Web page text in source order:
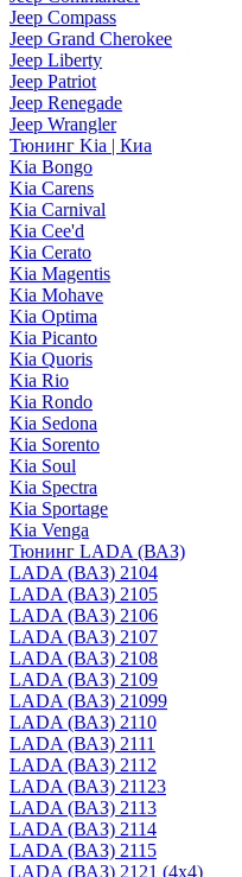
Jeep Compass
Jeep Grand Cherokee
Jeep Liberty
Jeep Patriot
Jeep Renegade
Jeep Wrangler
Тюнинг Kia | Киа
Kia Bongo
Kia Carens
Kia Carnival
Kia Cee'd
Kia Cerato
Kia Magentis
Kia Mohave
Kia Optima
Kia Picanto
Kia Quoris
Kia Rio
Kia Rondo
Kia Sedona
Kia Sorento
Kia Soul
Kia Spectra
Kia Sportage
Kia Venga
Тюнинг LADA (ВАЗ)
LADA (ВАЗ) 2104
LADA (ВАЗ) 2105
LADA (ВАЗ) 2106
LADA (ВАЗ) 2107
LADA (ВАЗ) 2108
LADA (ВАЗ) 2109
LADA (ВАЗ) 21099
LADA (ВАЗ) 2110
LADA (ВАЗ) 2111
LADA (ВАЗ) 2112
LADA (ВАЗ) 21123
LADA (ВАЗ) 2113
LADA (ВАЗ) 2114
LADA (ВАЗ) 2115
LADA (ВАЗ) 2121 (4x4)